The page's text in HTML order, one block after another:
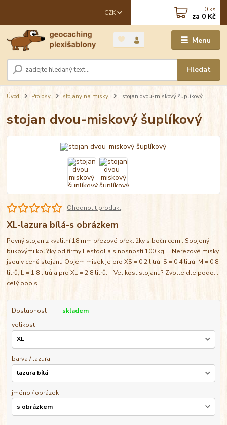
Menu
CZK
Hledat
0 ks
za 0 Kč
Úvod Pro psy stojany na misky stojan dvou-miskový šuplíkový
stojan dvou-miskový šuplíkový
Ohodnotit produkt
XL-lazura bílá-s obrázkem
Pevný stojan z kvalitní 18 mm březové překližky s bočnicemi. Spojený
bukovými kolíčky od firmy Festool a s nosností 100 kg. Nerezové misky
jsou v ceně stojanu Objem misek je pro XS = 0,2 litrů, S = 0,4 litrů, M = 0,8
litrů, L = 1,8 litrů a pro XL = 2,8 litrů. Velikost stojanu? Zvolte dle podo...
celý popis
Dostupnost
skladem
velikost
barva / lazura
jméno / obrázek